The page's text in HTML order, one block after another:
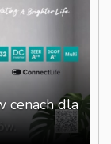
cenach dla